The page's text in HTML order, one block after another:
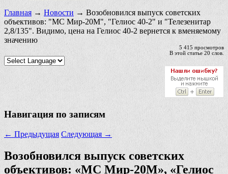
Главная → Новости → Возобновился выпуск советских
объективов: "МС Мир-20М", "Гелиос 40-2" и "Телезенитар
2,8/135". Видимо, цена на Гелиос 40-2 вернется к вменяемому
значению
5 415 просмотров
В этой статье 20 слов.
Навигация по записям
← Предыдущая Следующая →
Возобновился выпуск советских
объективов: «МС Мир-20М», «Гелиос